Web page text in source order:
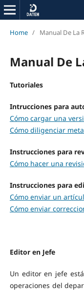
Home / Manual De La
Manual De
Tutoriales
Intrucciones para
Cómo cargar una
Cómo diligenciar
Instrucciones para
Cómo hacer una
Instrucciones para
Cómo enviar un
Cómo enviar
Editor en Jefe
Un editor en jefe
operaciones del